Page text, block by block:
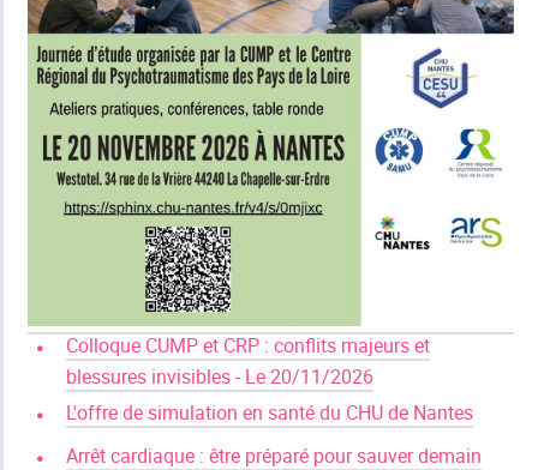
Colloque CUMP et CRP : conflits majeurs et
blessures invisibles - Le 20/11/2026
L'offre de simulation en santé du CHU de Nantes
Arrêt cardiaque : être préparé pour sauver demain